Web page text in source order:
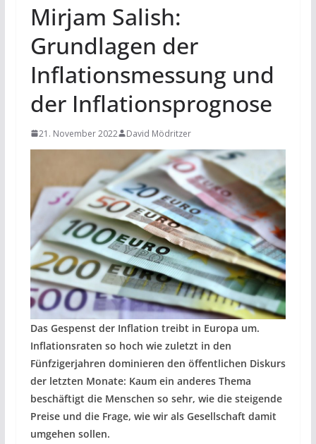
Mirjam Salish:
Grundlagen der
Inflationsmessung und
der Inflationsprognose
21. November 2022 David Mödritzer
Das Gespenst der Inflation treibt in Europa um.
Inflationsraten so hoch wie zuletzt in den
Fünfzigerjahren dominieren den öffentlichen Diskurs
der letzten Monate: Kaum ein anderes Thema
beschäftigt die Menschen so sehr, wie die steigende
Preise und die Frage, wie wir als Gesellschaft damit
umgehen sollen.